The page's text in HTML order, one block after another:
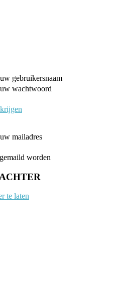
gebruikersnaam
wachtwoord
mailadres
worden
te laten